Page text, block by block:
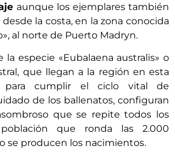
aunque los ejemplares también
la costa, en la zona conocida
al norte de Puerto Madryn.
la especie «Eubalaena australis» o
que llegan a la región en esta
para cumplir el ciclo vital de
de los ballenatos, configuran
que se repite todos los
que ronda las 2.000
se producen los nacimientos.